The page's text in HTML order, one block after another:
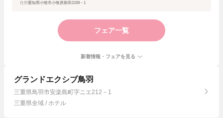
住所愛知県小牧市小牧原新田2159－1
フェア一覧
新着情報・フェアを見る
グランドエクシブ鳥羽
三重県鳥羽市安楽島町字ニエ212－1
三重県全域 / ホテル